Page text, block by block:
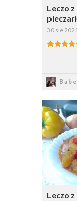
Leczo
30 sie
Leczo z